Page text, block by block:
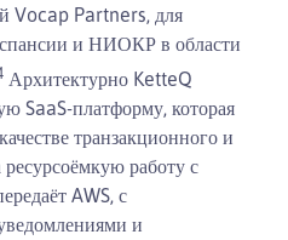
Vocap Partners, для
и НИОКР в области
Архитектурно KetteQ
SaaS-платформу, которая
транзакционного и
ресурсоёмкую работу с
AWS, с
и